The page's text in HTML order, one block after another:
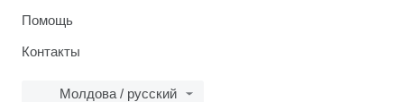
Помощь
Контакты
Молдова / русский